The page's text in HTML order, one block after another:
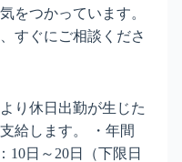
をつかっています。
すぐにご相談くださ
り休日出勤が生じた
給します。 ・年間
10日～20日（下限日